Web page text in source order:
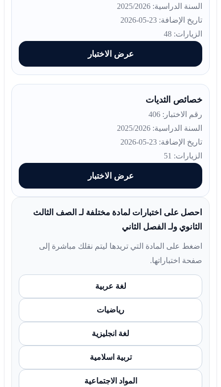
السنة الدراسية: 2025/2026
تاريخ الإضافة: 23-05-2026
الزيارات: 48
عرض الاختبار
خصائص الثديات
رقم الاختبار: 406
السنة الدراسية: 2025/2026
تاريخ الإضافة: 23-05-2026
الزيارات: 51
عرض الاختبار
احصل على اختبارات لمادة مختلفة لـ الصف الثالث
الثانوي ولـ الفصل الثاني
اضغط على المادة التي تريدها ليتم نقلك مباشرة إلى
صفحة اختباراتها.
لغة عربية
رياضيات
لغة انجليزية
تربية اسلامية
المواد الاجتماعية